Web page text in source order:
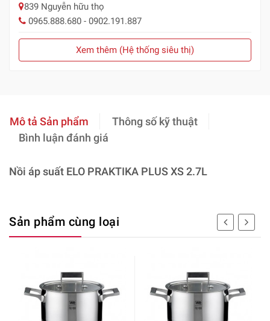
839 Nguyễn hữu thọ
0965.888.680 - 0902.191.887
Xem thêm (Hệ thống siêu thị)
Mô tả Sản phẩm
Thông số kỹ thuật
Bình luận đánh giá
Nồi áp suất ELO PRAKTIKA PLUS XS 2.7L
Sản phẩm cùng loại